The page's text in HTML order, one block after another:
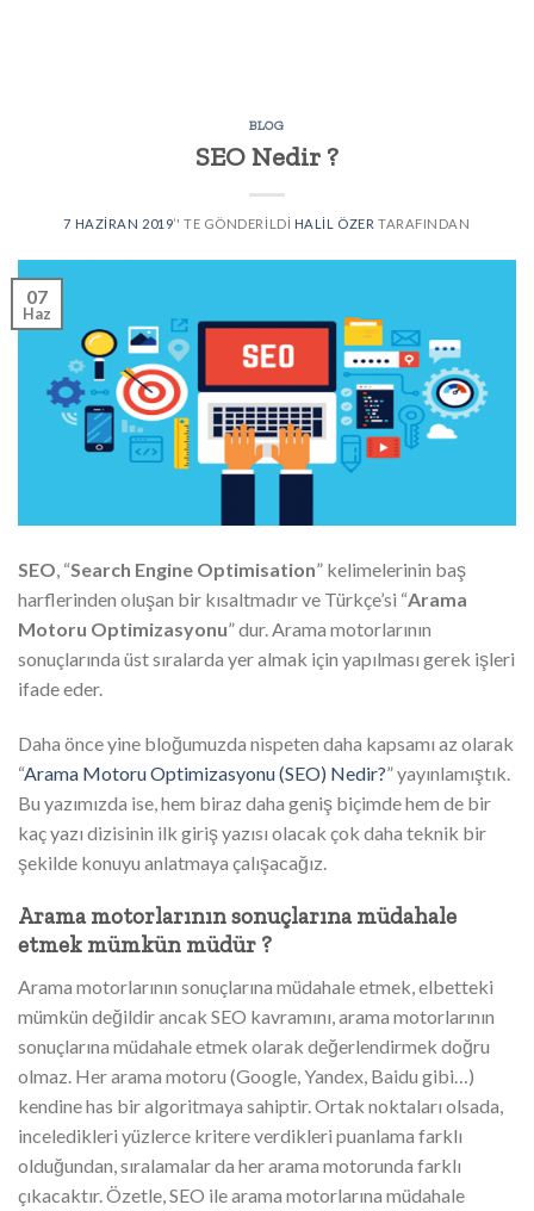
BLOG
SEO Nedir ?
7 HAZIRAN 2019’' TE GÖNDERILDI HALIL ÖZER TARAFINDAN
07
Haz
SEO, “Search Engine Optimisation” kelimelerinin baş
harflerinden oluşan bir kısaltmadır ve Türkçe’si “Arama
Motoru Optimizasyonu” dur. Arama motorlarının
sonuçlarında üst sıralarda yer almak için yapılması gerek işleri
ifade eder.
Daha önce yine bloğumuzda nispeten daha kapsamı az olarak
“Arama Motoru Optimizasyonu (SEO) Nedir?” yayınlamıştık.
Bu yazımızda ise, hem biraz daha geniş biçimde hem de bir
kaç yazı dizisinin ilk giriş yazısı olacak çok daha teknik bir
şekilde konuyu anlatmaya çalışacağız.
Arama motorlarının sonuçlarına müdahale
etmek mümkün müdür ?
Arama motorlarının sonuçlarına müdahale etmek, elbetteki
mümkün değildir ancak SEO kavramını, arama motorlarının
sonuçlarına müdahale etmek olarak değerlendirmek doğru
olmaz. Her arama motoru (Google, Yandex, Baidu gibi…)
kendine has bir algoritmaya sahiptir. Ortak noktaları olsada,
inceledikleri yüzlerce kritere verdikleri puanlama farklı
olduğundan, sıralamalar da her arama motorunda farklı
çıkacaktır. Özetle, SEO ile arama motorlarına müdahale